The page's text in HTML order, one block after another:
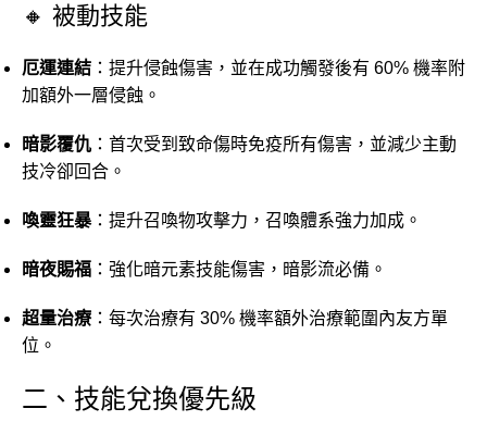
🔸 被動技能
厄運連結 ：提升侵蝕傷害，並在成功觸發後有 60% 機率附
加額外一層侵蝕。
暗影覆仇 ：首次受到致命傷時免疫所有傷害，並減少主動
技冷卻回合。
喚靈狂暴：提升召喚物攻擊力，召喚體系強力加成。
暗夜賜福 ：強化暗元素技能傷害，暗影流必備。
超量治療 ：每次治療有 30% 機率額外治療範圍內友方單
位。
二、技能兌換優先級